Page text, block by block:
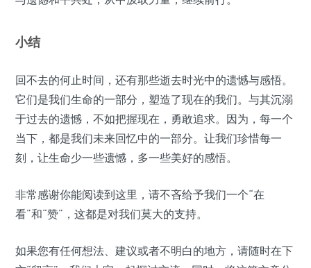
小结
回不去的何止时间，还有那些逝去时光中的遗憾与感悟。
它们是我们生命的一部分，塑造了现在的我们。与其沉溺
于过去的遗憾，不如把握现在，勇敢追求。因为，每一个
当下，都是我们未来回忆中的一部分。让我们珍惜每一
刻，让生命少一些遗憾，多一些美好的感悟。
非常感谢你能阅读到这里，请不吝给予我们一个“在
看”和“赞”，这都是对我们莫大的支持。
如果您有任何想法、建议或者不明白的地方，请随时在下